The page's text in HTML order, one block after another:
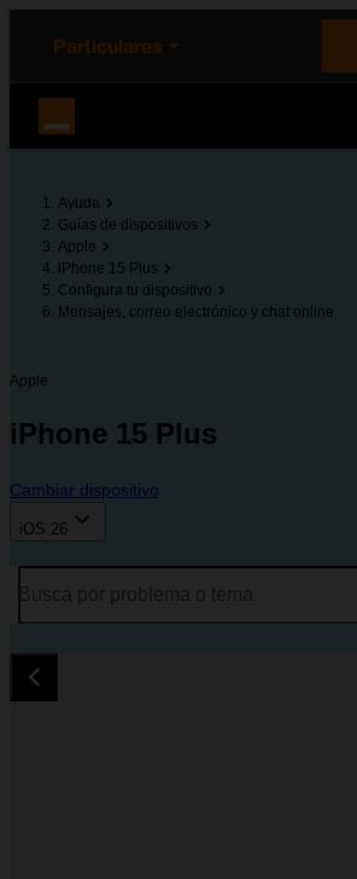
principal
la página
Particulares
Ayuda
Guías de dispositivos
Apple
iPhone 15 Plus
Configura tu dispositivo
Mensajes, correo electrónico y chat online
Apple
iPhone 15 Plus
Cambiar dispositivo
iOS 26